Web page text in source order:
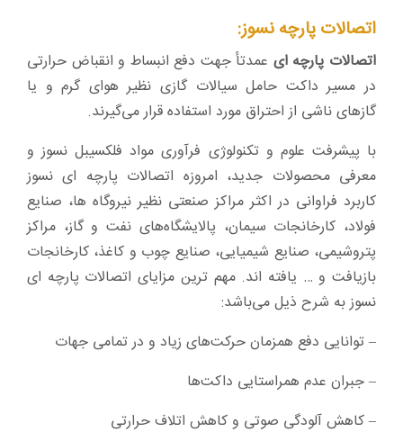
اتصالات پارچه نسوز:
اتصالات پارچه ای عمدتأ جهت دفع انبساط و انقباض حرارتی
در مسیر داکت حامل سیالات گازی نظیر هوای گرم و یا
گازهای ناشی از احتراق مورد استفاده قرار می‌گیرند.
با پیشرفت علوم و تکنولوژی فرآوری مواد فلکسیبل نسوز و
معرفی محصولات جدید، امروزه اتصالات پارچه ای نسوز
کاربرد فراوانی در اکثر مراکز صنعتی نظیر نیروگاه ها، ‌صنایع
فولاد، کارخانجات سیمان،‌ پالایشگاه‌های نفت و گاز، مراکز
پتروشیمی، صنایع شیمیایی، صنایع چوب و کاغذ، کارخانجات
بازیافت و … یافته اند. مهم ترین مزایای اتصالات پارچه ای
نسوز به شرح ذیل می‌باشد:
– توانایی دفع همزمان حرکت‌های زیاد و در تمامی جهات
– جبران عدم همراستایی داکت‌ها
– کاهش آلودگی صوتی و کاهش اتلاف حرارتی